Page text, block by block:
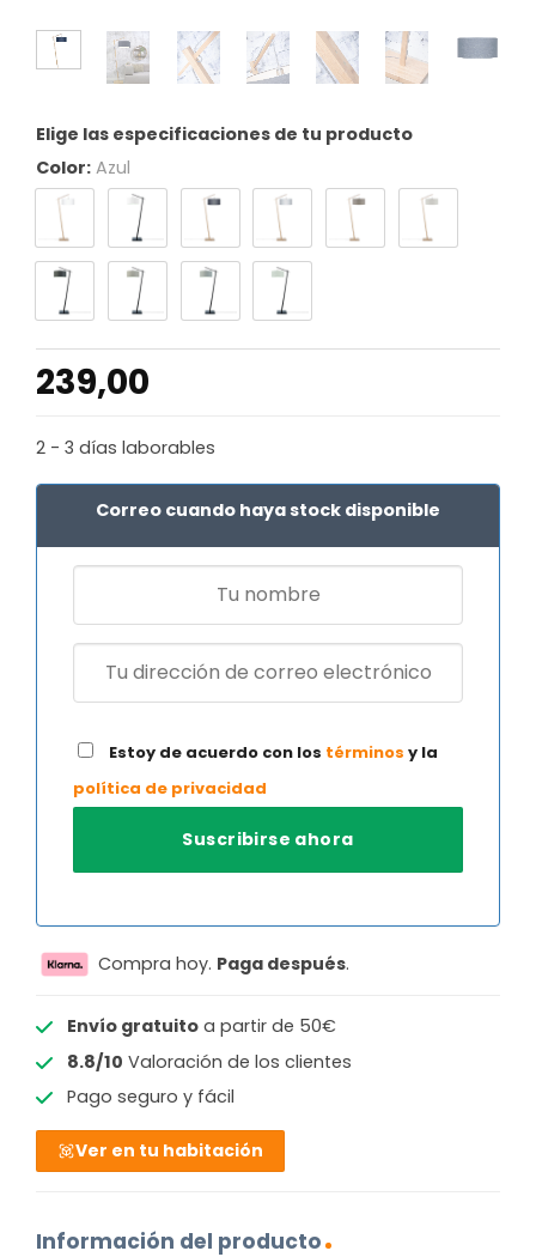
Elige las especificaciones de tu producto
Color: Azul
239,00
2 - 3 días laborables
Correo cuando haya stock disponible
Estoy de acuerdo con los términos y la
política de privacidad
Compra hoy. Paga después.
Envío gratuitoa partir de 50€
8.8/10 Valoración de los clientes
Pago seguro y fácil
Ver en tu habitación
Información del producto